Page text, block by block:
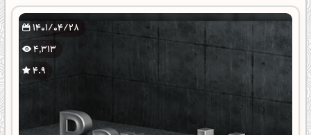
1401/04/28
4,313
4.9